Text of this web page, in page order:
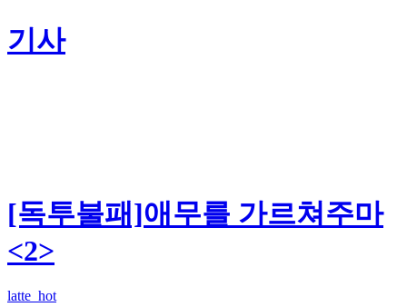
기사
[독투불패]애무를 가르쳐주마
<2>
latte_hot